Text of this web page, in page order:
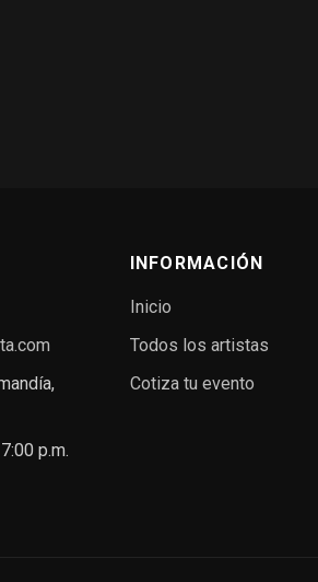
p.m.
INFORMACIÓN
Inicio
Todos los artistas
Cotiza tu evento